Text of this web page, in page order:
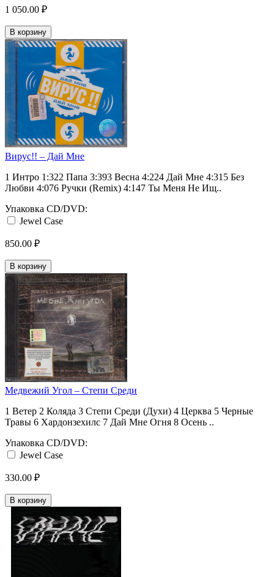
1 050.00 ₽
В корзину
Вирус!! ‎– Дай Мне
1 Интро 1:322 Папа 3:393 Весна 4:224 Дай Мне 4:315 Без
Любви 4:076 Ручки (Remix) 4:147 Ты Меня Не Ищ..
Упаковка CD/DVD:
Jewel Case
850.00 ₽
В корзину
Медвежий Угол ‎– Степи Среди
1 Ветер 2 Коляда 3 Степи Среди (Духи) 4 Церква 5 Черные
Травы 6 Хардонзехилс 7 Дай Мне Огня 8 Осень ..
Упаковка CD/DVD:
Jewel Case
330.00 ₽
В корзину